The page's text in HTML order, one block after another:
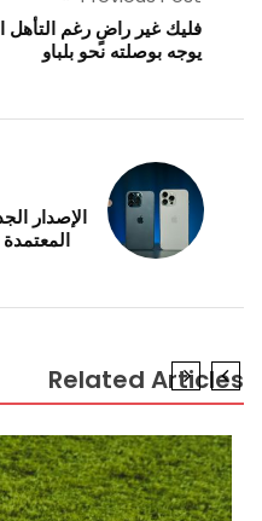
فليك غير راضٍ رغم التأهل
يوجه بوصلته نحو بلباو
المعتمدة
Related